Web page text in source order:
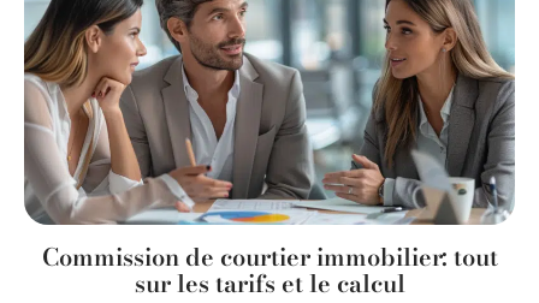
Commission de courtier immobilier: tout
sur les tarifs et le calcul